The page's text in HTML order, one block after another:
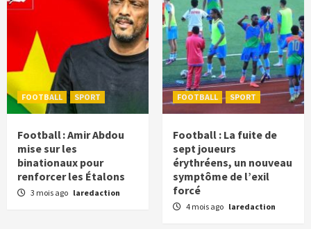
FOOTBALL SPORT
Football : Amir Abdou
mise sur les
binationaux pour
renforcer les Étalons
3 mois ago laredaction
FOOTBALL SPORT
Football : La fuite de
sept joueurs
érythréens, un nouveau
symptôme de l’exil
forcé
4 mois ago laredaction